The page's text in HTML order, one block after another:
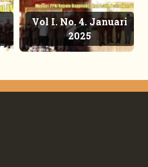
Vol I. No. 4. Januari
2025